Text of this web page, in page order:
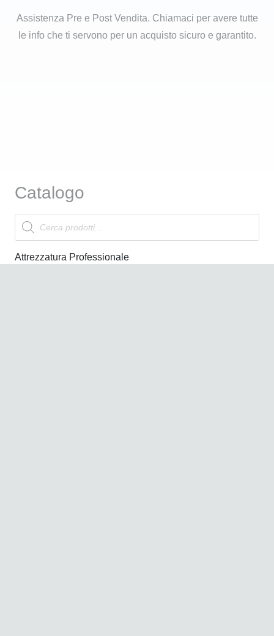
Assistenza Pre e Post Vendita. Chiamaci per avere tutte
le info che ti servono per un acquisto sicuro e garantito.
Catalogo
Products
search
Attrezzatura Professionale